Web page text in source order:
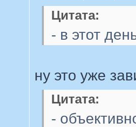
Цитата:
- в этот
ну это уже
Цитата:
-